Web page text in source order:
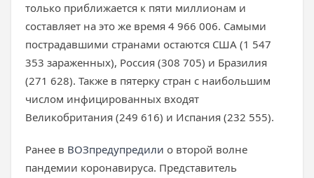
только приближается к пяти миллионам и
составляет на это же время 4 966 006. Самыми
пострадавшими странами остаются США (1 547
353 зараженных), Россия (308 705) и Бразилия
(271 628). Также в пятерку стран с наибольшим
числом инфицированных входят
Великобритания (249 616) и Испания (232 555).
Ранее в ВОЗпредупредили о второй волне
пандемии коронавируса. Представитель